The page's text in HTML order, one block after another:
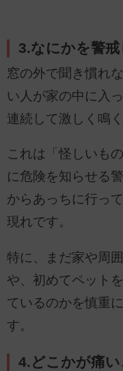
3.なにかを警
窓の外で聞き慣れ
い人が家の中に入
連続して激しく鳴
これは「怪しいも
に危険を知らせる
からあっちに行っ
現れです。
特に、まだ家や周
や、初めてペット
ているのかを慎重
す。
4.どこかが痛